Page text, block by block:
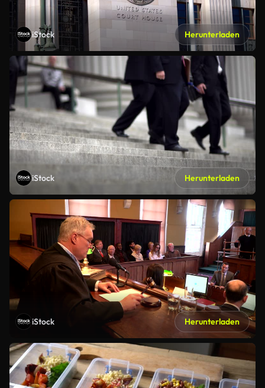
iStock Herunterladen
iStock Herunterladen
iStock Herunterladen